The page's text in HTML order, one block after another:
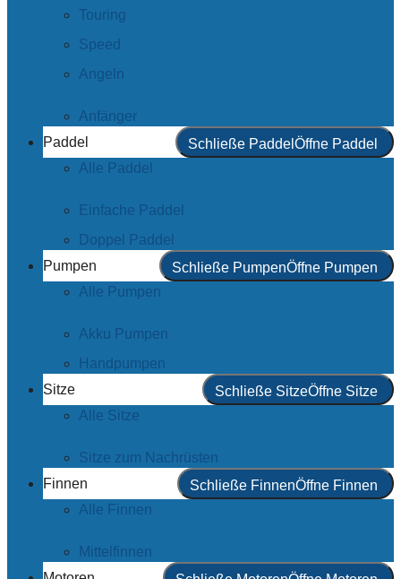
Touring
Speed
Angeln
Anfänger
Paddel
Schließe Paddel Öffne Paddel
Alle Paddel
Einfache Paddel
Doppel Paddel
Pumpen
Schließe PumpenÖffne Pumpen
Alle Pumpen
Akku Pumpen
Handpumpen
Sitze
Schließe SitzeÖffne Sitze
Alle Sitze
Sitze zum Nachrüsten
Finnen
Schließe FinnenÖffne Finnen
Alle Finnen
Mittelfinnen